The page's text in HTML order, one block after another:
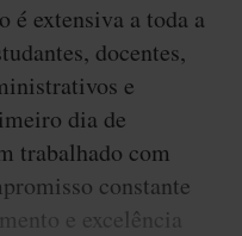
é extensiva a toda a
docentes,
e
dia de
trabalhado com
constante
e excelência